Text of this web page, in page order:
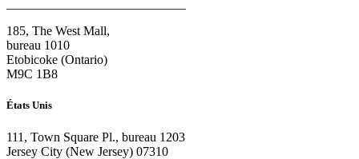
185, The West Mall,
bureau 1010
Etobicoke (Ontario)
M9C 1B8
États Unis
111, Town Square Pl., bureau 1203
Jersey City (New Jersey) 07310